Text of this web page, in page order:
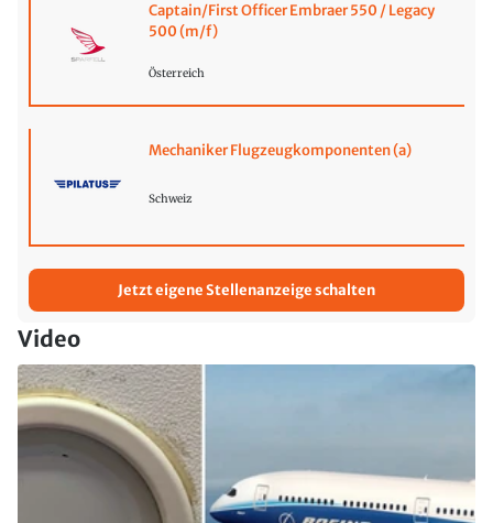
Captain/First Officer Embraer 550 / Legacy
500 (m/f)
Österreich
Mechaniker Flugzeugkomponenten (a)
Schweiz
Jetzt eigene Stellenanzeige schalten
Video